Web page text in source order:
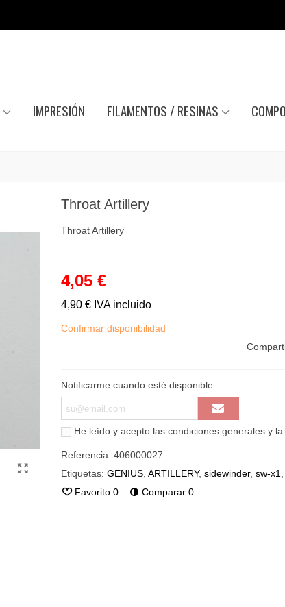
IMPRESIÓN FILAMENTOS / RESINAS
Throat Artillery
Throat Artillery
4,05 €
4,90 € IVA incluido
Confirmar disponibilidad
Notificarme cuando esté disponible
He leído y acepto las condiciones generales y la
Referencia: 406000027
Etiquetas: GENIUS, ARTILLERY, sidewinder, sw-x1
Favorito 0 Comparar 0